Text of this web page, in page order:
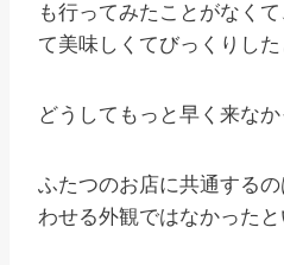
も行ってみたことがなく
て美味しくてびっくりした
どうしてもっと早く来なか
ふたつのお店に共通する
わせる外観ではなかったと